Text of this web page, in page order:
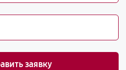
заявку